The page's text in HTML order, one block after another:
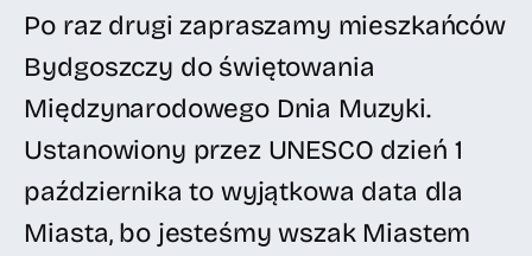
Po raz drugi zapraszamy mieszkańców
Bydgoszczy do świętowania
Międzynarodowego Dnia Muzyki.
Ustanowiony przez UNESCO dzień 1
października to wyjątkowa data dla
Miasta, bo jesteśmy wszak Miastem